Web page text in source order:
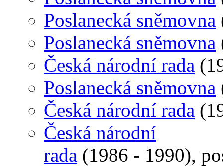
Poslanecká sněmovna
Poslanecká sněmovna
Česká národní rada
Poslanecká sněmovna
Česká národní rada
Česká národní
rada (1986 - 1990),